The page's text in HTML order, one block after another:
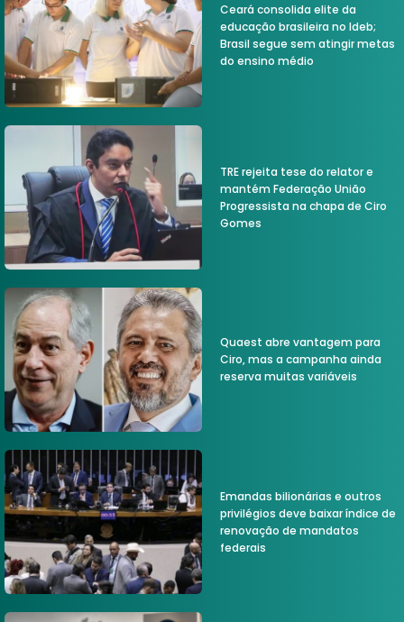
Ceará consolida elite da
educação brasileira no Ideb;
Brasil segue sem atingir metas
do ensino médio
TRE rejeita tese do relator e
mantém Federação União
Progressista na chapa de Ciro
Gomes
Quaest abre vantagem para
Ciro, mas a campanha ainda
reserva muitas variáveis
Emandas bilionárias e outros
privilégios deve baixar índice de
renovação de mandatos
federais